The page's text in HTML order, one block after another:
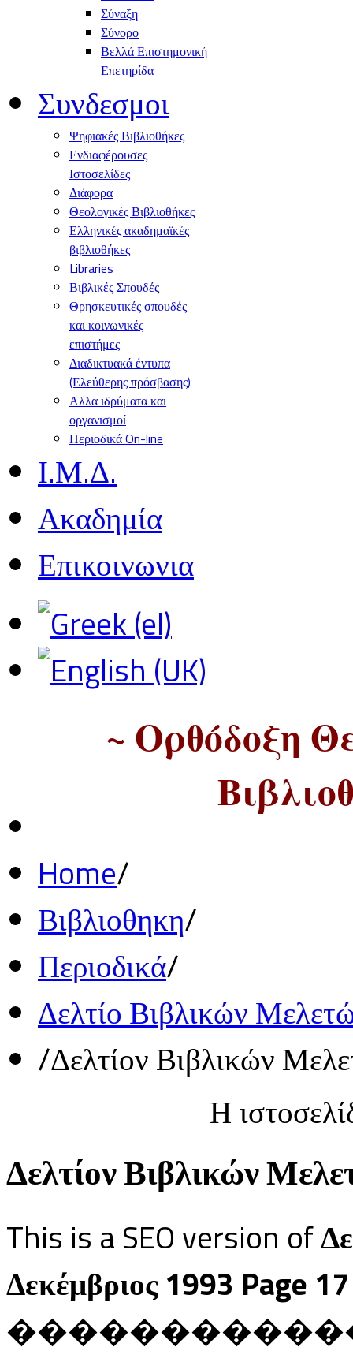
Σύναξη
Σύνορο
Βελλά Επιστημονική
Επετηρίδα
Συνδεσμοι
Ψηφιακές Βιβλιοθήκες
Ενδιαφέρουσες
Ιστοσελίδες
Διάφορα
Θεολογικές Βιβλιοθήκες
Ελληνικές ακαδημαϊκές
βιβλιοθήκες
Libraries
Βιβλικές Σπουδές
Θρησκευτικές σπουδές
και κοινωνικές
επιστήμες
Διαδικτυακά έντυπα
(Ελεύθερης πρόσβασης)
Αλλα ιδρύματα και
οργανισμοί
Περιοδικά On-line
Ι.Μ.Δ.
Ακαδημία
Επικοινωνια
~ Ορθόδοξη
Home/
Βιβλιοθηκη/
Περιοδικά/
Δελτίο Βιβλικών
/Δελτίον Βιβλικών
Η
Δελτίον Βιβλικών
This is a SEO version of
Δεκέμβριος 1993 Page 17
������������